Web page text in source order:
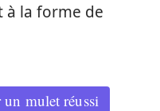
à la forme de
mulet réussi